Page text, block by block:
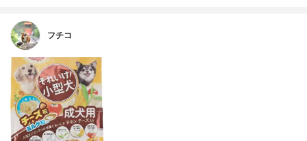
フチコ